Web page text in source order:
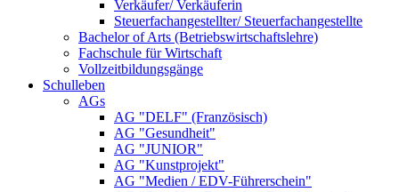
Verkäufer/ Verkäuferin
Steuerfachangestellter/ Steuerfachangestellte
Bachelor of Arts (Betriebswirtschaftslehre)
Fachschule für Wirtschaft
Vollzeitbildungsgänge
Schulleben
AGs
AG "DELF" (Französisch)
AG "Gesundheit"
AG "JUNIOR"
AG "Kunstprojekt"
AG "Medien / EDV-Führerschein"